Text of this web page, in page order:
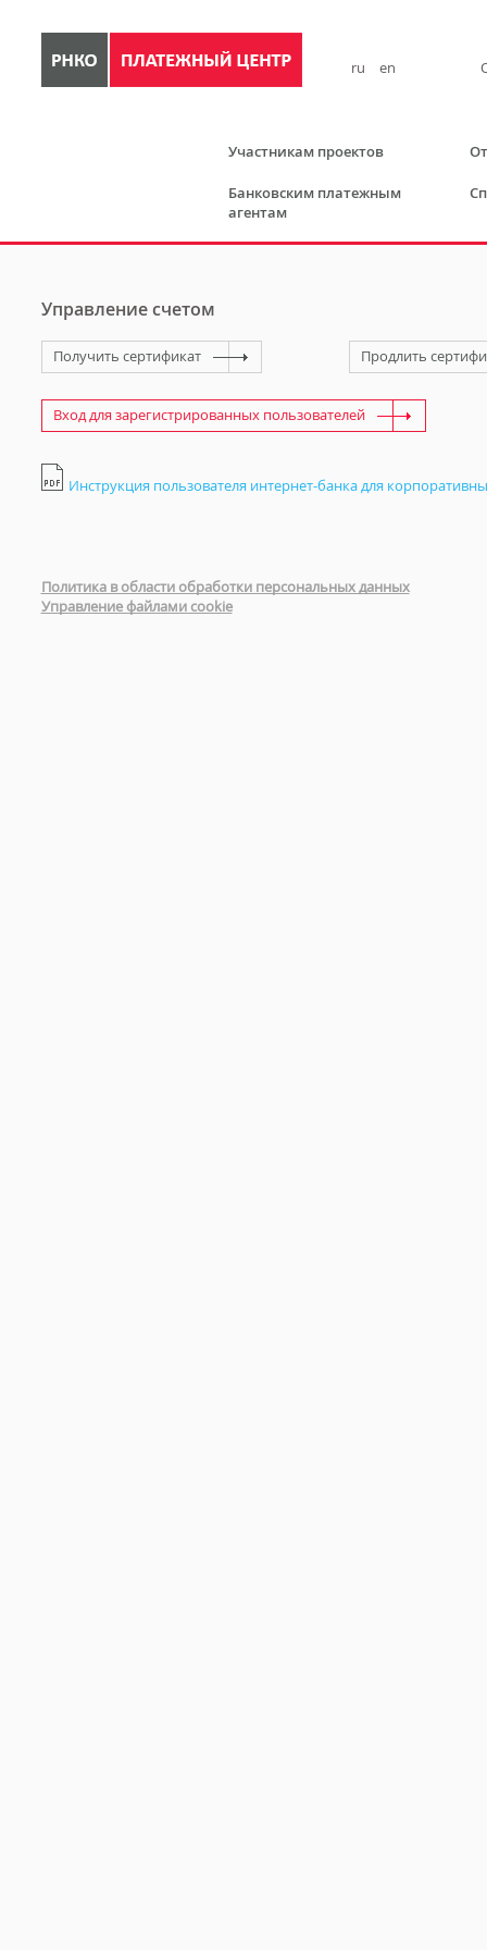
ru en
Участникам проектов
Банковским платежным
агентам
Управление счетом
Получить сертификат Продлить
Вход для зарегистрированных пользователей
Инструкция пользователя интернет-банка для
Политика в области обработки персональных данных
Управление файлами cookie